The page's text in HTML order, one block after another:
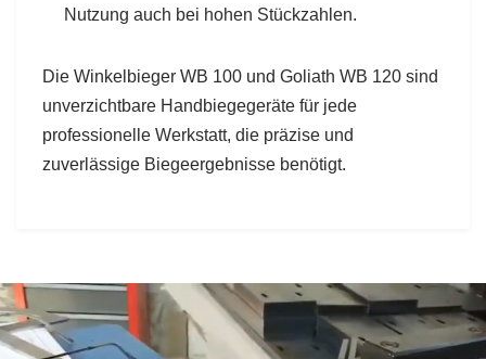
Nutzung auch bei hohen Stückzahlen.
Die Winkelbieger WB 100 und Goliath WB 120 sind
unverzichtbare Handbiegegeräte für jede
professionelle Werkstatt, die präzise und
zuverlässige Biegeergebnisse benötigt.